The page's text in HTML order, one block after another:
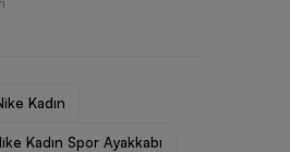
Kadın
Kadın Spor Ayakkabı